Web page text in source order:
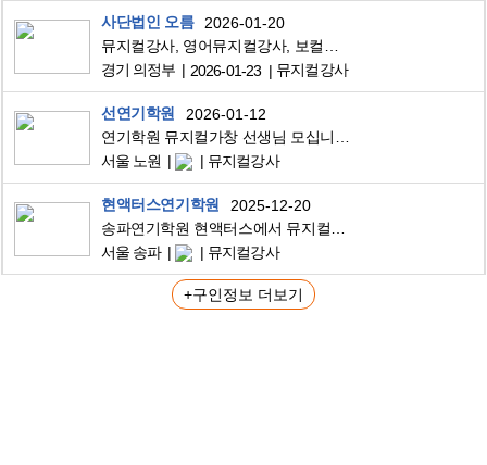
사단법인 오름
2026-01-20
경기 의정부
2026-01-23 뮤지컬강사
선연기학원
2026-01-12
서울 노원
뮤지컬강사
현액터스연기학원
2025-12-20
서울 송파
뮤지컬강사
+구인정보 더보기